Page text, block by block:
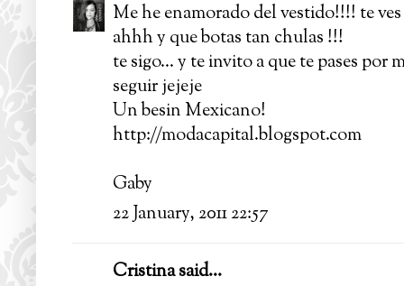
Me he enamorado del vestido!!!! te
ahhh y que botas tan chulas !!!
te sigo... y te invito a que te pases por
seguir jejeje
Un besin Mexicano!
http://modacapital.blogspot.com
Gaby
22 January, 2011 22:57
Cristina said...